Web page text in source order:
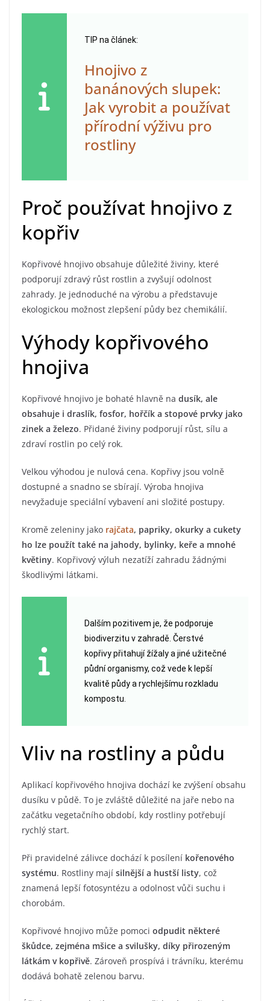
TIP na článek:
Hnojivo z
banánových slupek:
Jak vyrobit a používat
přírodní výživu pro
rostliny
Proč používat hnojivo z
kopřiv
Kopřivové hnojivo obsahuje důležité živiny, které
podporují zdravý růst rostlin a zvyšují odolnost
zahrady. Je jednoduché na výrobu a představuje
ekologickou možnost zlepšení půdy bez chemikálií.
Výhody kopřivového
hnojiva
Kopřivové hnojivo je bohaté hlavně na dusík, ale
obsahuje i draslík, fosfor, hořčík a stopové prvky jako
zinek a železo. Přidané živiny podporují růst, sílu a
zdraví rostlin po celý rok.
Velkou výhodou je nulová cena. Kopřivy jsou volně
dostupné a snadno se sbírají. Výroba hnojiva
nevyžaduje speciální vybavení ani složité postupy.
Kromě zeleniny jako rajčata, papriky, okurky a cukety
ho lze použít také na jahody, bylinky, keře a mnohé
květiny. Kopřivový výluh nezatíží zahradu žádnými
škodlivými látkami.
Dalším pozitivem je, že podporuje
biodiverzitu v zahradě. Čerstvé
kopřivy přitahují žížaly a jiné užitečné
půdní organismy, což vede k lepší
kvalitě půdy a rychlejšímu rozkladu
kompostu.
Vliv na rostliny a půdu
Aplikací kopřivového hnojiva dochází ke zvýšení obsahu
dusíku v půdě. To je zvláště důležité na jaře nebo na
začátku vegetačního období, kdy rostliny potřebují
rychlý start.
Při pravidelné zálivce dochází k posílení kořenového
systému. Rostliny mají silnější a hustší listy, což
znamená lepší fotosyntézu a odolnost vůči suchu i
chorobám.
Kopřivové hnojivo může pomoci odpudit některé
škůdce, zejména mšice a svilušky, díky přirozeným
látkám v kopřivě. Zároveň prospívá i trávníku, kterému
dodává bohatě zelenou barvu.